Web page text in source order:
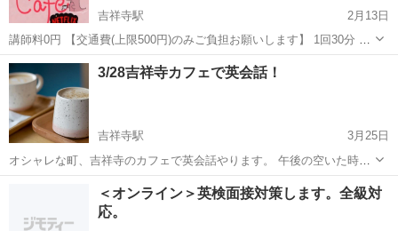
吉祥寺駅
2月13日
講師料0円 【交通費(上限500円)のみご負担お願いします】 1回30分 平
日は19時以降、週末は要相談 場所は中央線の三鷹駅から八王子駅間の
駅前カフェ 講師のluceは幼少期にインターナショナルスクール、大
学...
東京 武蔵野市 吉祥寺駅 英会話
3/28吉祥寺カフェで英会話！
吉祥寺駅
3月25日
オシャレな町、吉祥寺のカフェで英会話やります。 午後の空いた時間
にグループで話して英会話を楽しみませんか？ 開催日時 3/28（日）
16:15-17:30 場所：JR吉祥寺駅南口集合予定 （人数とカフェの空き具
合に...
吉祥寺駅 英会話 場所
＜オンライン＞英検面接対策します。全級対
応。